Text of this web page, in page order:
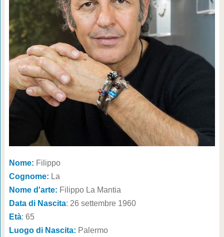
Nome: Filippo
Cognome: La
Nome d'arte: Filippo La Mantia
Data di Nascita: 26 settembre 1960
Età: 65
Luogo di Nascita: Palermo